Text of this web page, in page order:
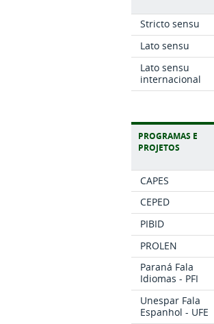
Stricto sensu
Lato sensu
Lato sensu
internacional
PROGRAMAS E
PROJETOS
CAPES
CEPED
PIBID
PROLEN
Paraná Fala
Idiomas - PFI
Unespar Fala
Espanhol - UFE